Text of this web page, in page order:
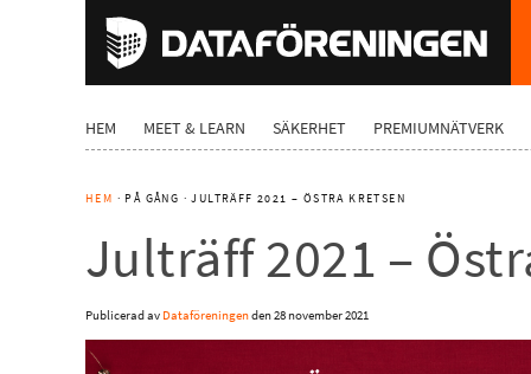
HEM MEET & LEARN SÄKERHET PREMIUMNÄTVERK
HEM · PÅ GÅNG · JULTRÄFF 2021 – ÖSTRA KRETSEN
Julträff 2021 –
Publicerad av Dataföreningenden28 november 2021